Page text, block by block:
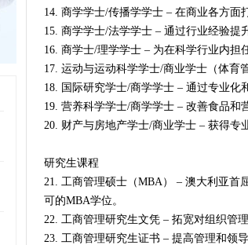
14. 商学学士/传播学学士 – 在商业各方面
15. 商学学士/法学学士 – 通过行业经验提
16. 商学士/理学学士 – 为在科学行业内担
17. 运动与运动科学学士/商业学士（体育
18. 国际研究学士/商学学士 – 通过专业化
19. 营养科学学士/商学学士 – 改善食品和
20. 财产与房地产学士/商业学士 – 获得专
研究生课程
21. 工商管理硕士（MBA） – 澳大利亚首
可的MBA学位。
22. 工商管理研究生文凭 – 拓宽对组织管
23. 工商管理研究生证书 – 提高管理和领